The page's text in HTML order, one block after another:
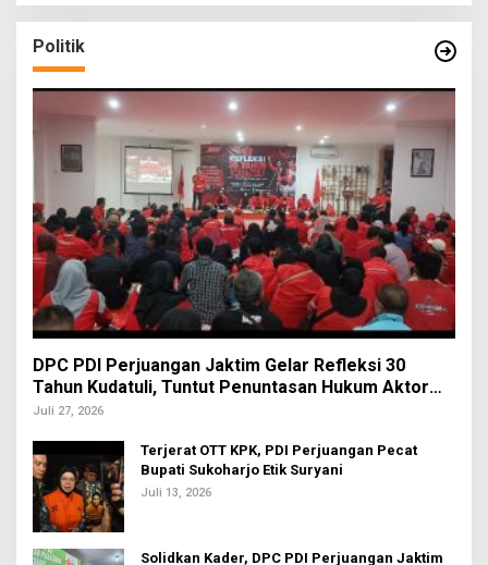
Politik
DPC PDI Perjuangan Jaktim Gelar Refleksi 30
Tahun Kudatuli, Tuntut Penuntasan Hukum Aktor
Intelektual
Juli 27, 2026
Terjerat OTT KPK, PDI Perjuangan Pecat
Bupati Sukoharjo Etik Suryani
Juli 13, 2026
Solidkan Kader, DPC PDI Perjuangan Jaktim